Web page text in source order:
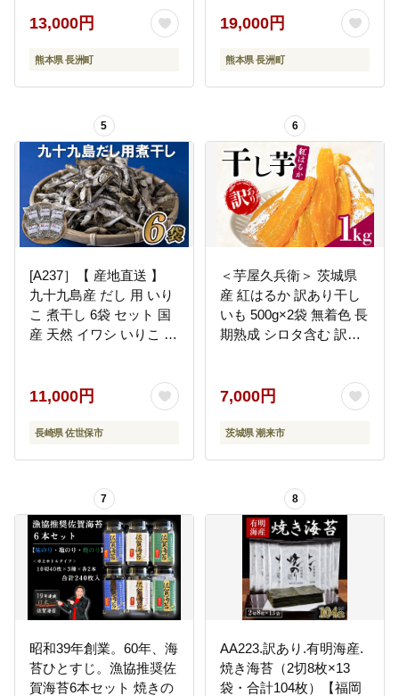
000_80_yp---
13,000円
熊本県 長洲町
000_120mai---
19,000円
熊本県 長洲町
5
[A237］【 産地直送 】
九十九島産 だし 用 いり
こ 煮干し 6袋 セット 国
産 天然 イワシ いりこ 鰯
佐世保市
11,000円
長崎県 佐世保市
6
＜芋屋久兵衛＞ 茨城県
産 紅はるか 訳あり干し
いも 500g×2袋 無着色 長
期熟成 シロタ含む 訳ア
おやつ そのまま・焼い
ても美味しい 茨城県 潮
来市 (A15-004)
7,000円
茨城県 潮来市
7
昭和39年創業。60年、海
苔ひとすじ。漁協推奨佐
賀海苔6本セット 焼きの
8
AA223.訳あり.有明海産.
焼き海苔（2切8枚×13
袋・合計104枚）【福岡